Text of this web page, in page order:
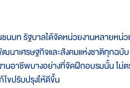
ชนบท รัฐบาลได้จัดหน่วยงานหลายหน่
นาเศรษฐกิจและสังคมแห่งชาติทุกฉบั
านอาชีพบางอย่างที่จัดฝึกอบรมนั้น ไ
ไขปรับปรุงให้ดีขึ้น